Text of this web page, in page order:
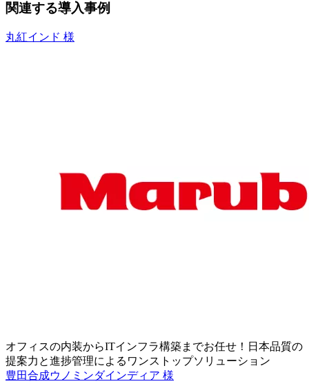
関連する導入事例
丸紅インド 様
オフィスの内装からITインフラ構築までお任せ！日本品質の
提案力と進捗管理によるワンストップソリューション
豊田合成ウノミンダインディア 様